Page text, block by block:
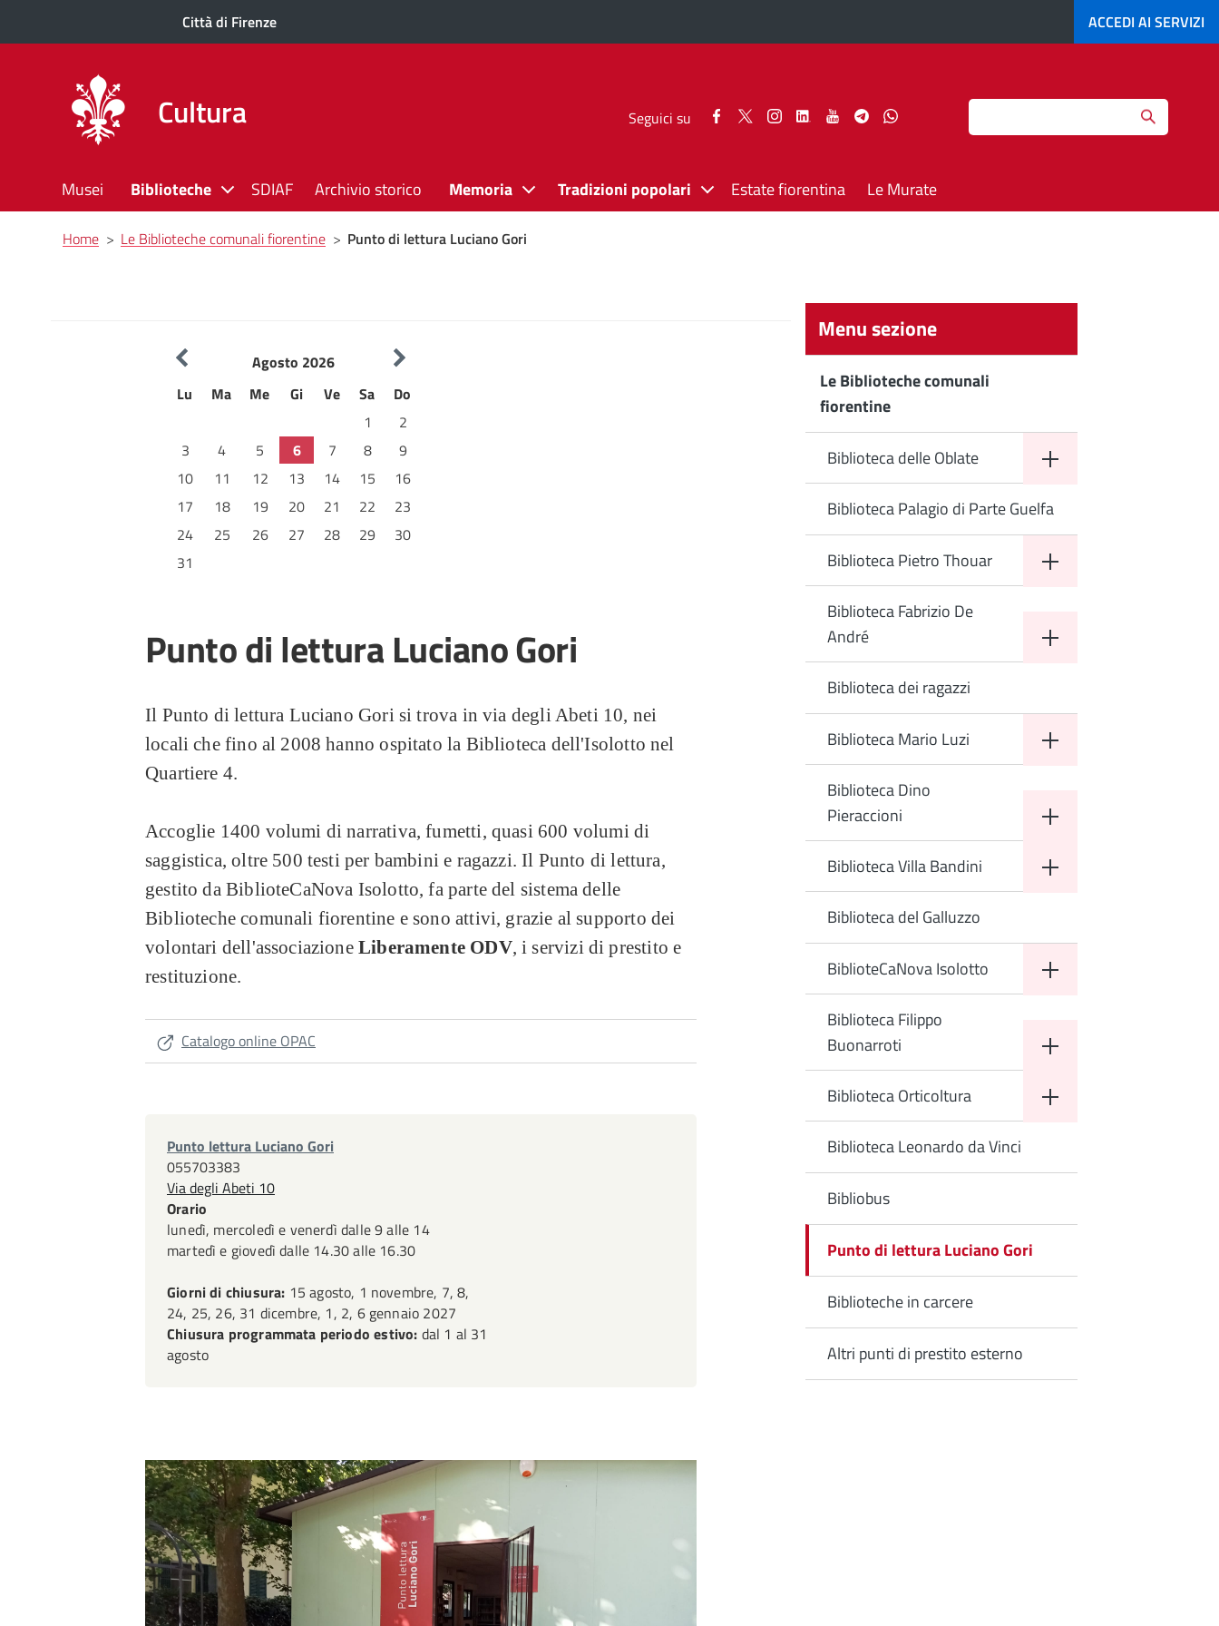
Città di Firenze ACCEDI AI SERVIZI
Cultura Seguici su
Seguici SeguiciSeguici Seguici SeguiciSeguiciSeguici
Search
Musei Biblioteche SDIAF Archivio storico Memoria Tradizioni popolari Estate fiorentina Le Murate
Briciole
di
Home> Le Biblioteche comunali fiorentine> Punto di lettura Luciano Gori
Agosto 2026
Lu
Ma Me Gi Ve Sa
Do
1
2
3
4 5 6 7 8
9
10
11 12 13 14 15
16
17
18 19 20 21 22
23
24
25 26 27 28 29
30
31
Punto di lettura Luciano Gori
Il Punto di lettura Luciano Gori si trova in via degli Abeti 10, nei
locali che fino al 2008 hanno ospitato la Biblioteca dell'Isolotto nel
Quartiere 4.
Accoglie 1400 volumi di narrativa, fumetti, quasi 600 volumi di
saggistica, oltre 500 testi per bambini e ragazzi. Il Punto di lettura,
gestito da BiblioteCaNova Isolotto, fa parte del sistema delle
Biblioteche comunali fiorentine e sono attivi, grazie al supporto dei
volontari dell'associazioneLiberamente ODV, i servizi di prestito e
restituzione.
Catalogo online OPAC
Punto lettura Luciano Gori
055703383
Via degli Abeti 10
Orario
lunedì, mercoledì e venerdì dalle 9 alle 14
martedì e giovedì dalle 14.30 alle 16.30
Giorni di chiusura: 15 agosto, 1 novembre, 7, 8,
24, 25, 26, 31 dicembre, 1, 2, 6 gennaio 2027
Chiusura programmata periodo estivo: dal 1 al 31
agosto
Menu sezione
Le Biblioteche comunali
fiorentine
Biblioteca delle Oblate
Biblioteca Palagio di Parte Guelfa
Biblioteca Pietro Thouar
Biblioteca Fabrizio De
André
Biblioteca dei ragazzi
Biblioteca Mario Luzi
Biblioteca Dino
Pieraccioni
Biblioteca Villa Bandini
Biblioteca del Galluzzo
BiblioteCaNova Isolotto
Biblioteca Filippo
Buonarroti
Biblioteca Orticoltura
Biblioteca Leonardo da Vinci
Bibliobus
Punto di lettura Luciano Gori
Biblioteche in carcere
Altri punti di prestito esterno